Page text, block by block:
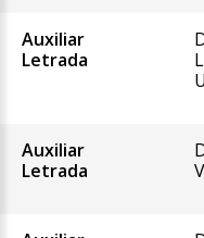
Auxiliar
Letrada
Auxiliar
Letrada